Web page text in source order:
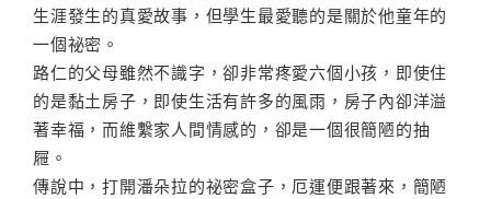
生涯發生的真愛故事，但學生最愛聽的是關於他童年的
一個祕密。
路仁的父母雖然不識字，卻非常疼愛六個小孩，即使住
的是黏土房子，即使生活有許多的風雨，房子內卻洋溢
著幸福，而維繫家人間情感的，卻是一個很簡陋的抽
屜。
傳說中，打開潘朵拉的祕密盒子，厄運便跟著來，簡陋